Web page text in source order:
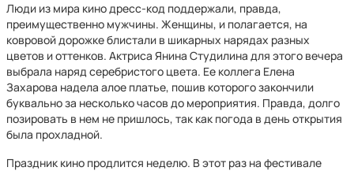
Люди из мира кино дресс-код поддержали, правда,
преимущественно мужчины. Женщины, и полагается, на
ковровой дорожке блистали в шикарных нарядах разных
цветов и оттенков. Актриса Янина Студилина для этого вечера
выбрала наряд серебристого цвета. Ее коллега Елена
Захарова надела алое платье, пошив которого закончили
буквально за несколько часов до мероприятия. Правда, долго
позировать в нем не пришлось, так как погода в день открытия
была прохладной.
Праздник кино продлится неделю. В этот раз на фестивале